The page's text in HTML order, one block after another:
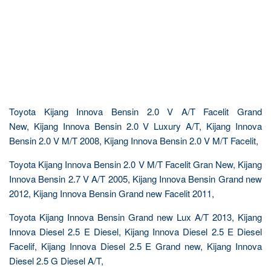
Toyota Kijang Innova Bensin 2.0 V A/T Facelit Grand
New, Kijang Innova Bensin 2.0 V Luxury A/T, Kijang Innova
Bensin 2.0 V M/T 2008, Kijang Innova Bensin 2.0 V M/T Facelit,
Toyota Kijang Innova Bensin 2.0 V M/T Facelit Gran New, Kijang
Innova Bensin 2.7 V A/T 2005, Kijang Innova Bensin Grand new
2012, Kijang Innova Bensin Grand new Facelit 2011,
Toyota Kijang Innova Bensin Grand new Lux A/T 2013, Kijang
Innova Diesel 2.5 E Diesel, Kijang Innova Diesel 2.5 E Diesel
Facelif, Kijang Innova Diesel 2.5 E Grand new, Kijang Innova
Diesel 2.5 G Diesel A/T,